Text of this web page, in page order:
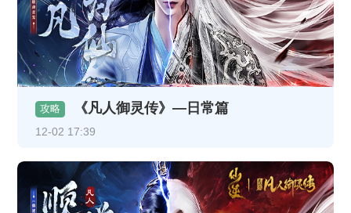
攻略 《凡人御灵传》—日常篇
12-02 17:39